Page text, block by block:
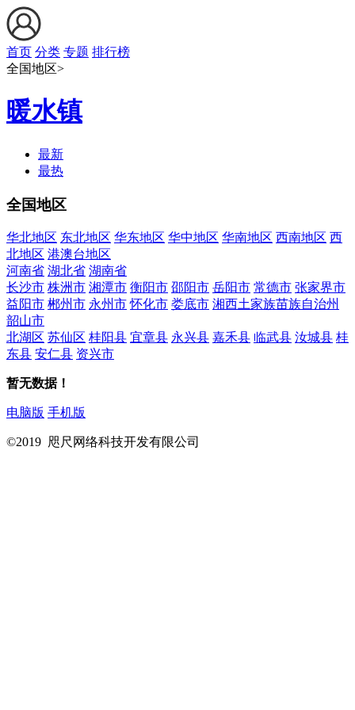
首页 分类 专题 排行榜
全国地区>
暖水镇
最新
最热
全国地区
华北地区 东北地区 华东地区 华中地区 华南地区 西南地区 西
北地区 港澳台地区
河南省 湖北省 湖南省
长沙市 株洲市 湘潭市 衡阳市 邵阳市 岳阳市 常德市 张家界市
益阳市 郴州市 永州市 怀化市 娄底市 湘西土家族苗族自治州
韶山市
北湖区 苏仙区 桂阳县 宜章县 永兴县 嘉禾县 临武县 汝城县 桂
东县 安仁县 资兴市
暂无数据！
电脑版 手机版
©2019 咫尺网络科技开发有限公司